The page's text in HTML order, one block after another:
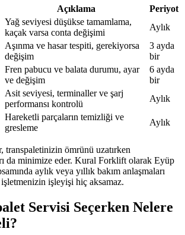
Açıklama
Periyot
Yağ seviyesi düşükse tamamlama,
kaçak varsa conta değişimi
Aylık
Aşınma ve hasar tespiti, gerekiyorsa
değişim
3 ayda
bir
Fren pabucu ve balata durumu, ayar
ve değişim
6 ayda
bir
Asit seviyesi, terminaller ve şarj
performansı kontrolü
Aylık
Hareketli parçaların temizliği ve
gresleme
Aylık
transpaletinizin ömrünü uzatırken
da minimize eder. Kural Forklift olarak Eyüp
aylık veya yıllık bakım anlaşmaları
işleyişi hiç aksamaz.
Servisi Seçerken Nelere